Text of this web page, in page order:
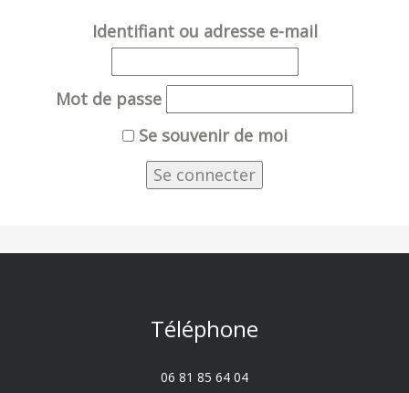
Identifiant ou adresse e-mail
Mot de passe
Se souvenir de moi
Téléphone
06 81 85 64 04